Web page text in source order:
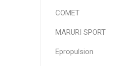
COMET
MARURI SPORT
Epropulsion